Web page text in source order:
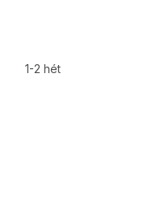
1-2 hét